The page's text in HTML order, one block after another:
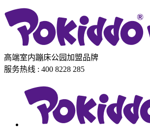
高端室内蹦床公园加盟品牌
服务热线 : 400 8228 285